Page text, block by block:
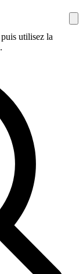
utilisez la